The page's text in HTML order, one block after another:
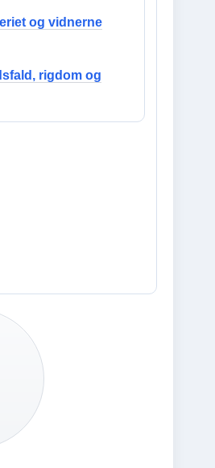
og vidnerne
rigdom og